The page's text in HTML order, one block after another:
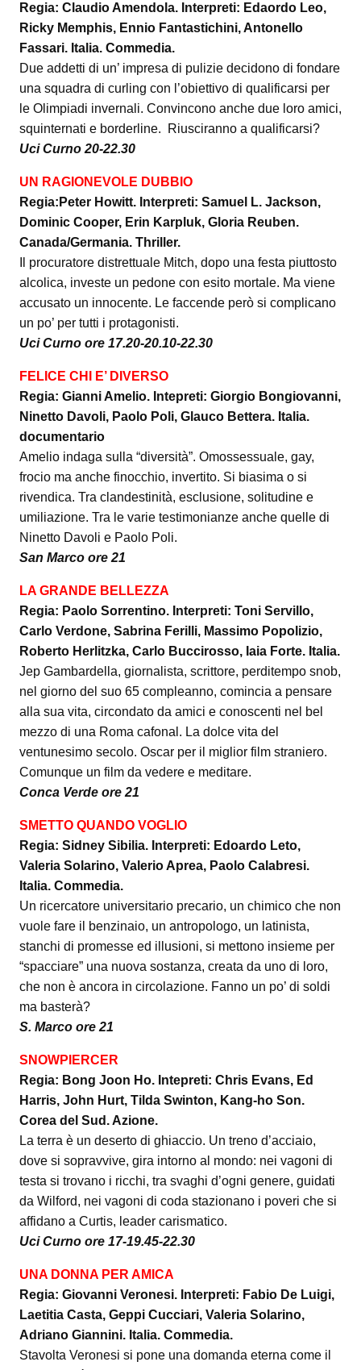
Regia: Claudio Amendola. Interpreti: Edaordo Leo,
Ricky Memphis, Ennio Fantastichini, Antonello
Fassari. Italia. Commedia.
Due addetti di un’ impresa di pulizie decidono di fondare
una squadra di curling con l’obiettivo di qualificarsi per
le Olimpiadi invernali. Convincono anche due loro amici,
squinternati e borderline. Riusciranno a qualificarsi?
Uci Curno 20-22.30
UN RAGIONEVOLE DUBBIO
Regia:Peter Howitt. Interpreti: Samuel L. Jackson,
Dominic Cooper, Erin Karpluk, Gloria Reuben.
Canada/Germania. Thriller.
Il procuratore distrettuale Mitch, dopo una festa piuttosto
alcolica, investe un pedone con esito mortale. Ma viene
accusato un innocente. Le faccende però si complicano
un po’ per tutti i protagonisti.
Uci Curno ore 17.20-20.10-22.30
FELICE CHI E’ DIVERSO
Regia: Gianni Amelio. Intepreti: Giorgio Bongiovanni,
Ninetto Davoli, Paolo Poli, Glauco Bettera. Italia.
documentario
Amelio indaga sulla “diversità”. Omossessuale, gay,
frocio ma anche finocchio, invertito. Si biasima o si
rivendica. Tra clandestinità, esclusione, solitudine e
umiliazione. Tra le varie testimonianze anche quelle di
Ninetto Davoli e Paolo Poli.
San Marco ore 21
LA GRANDE BELLEZZA
Regia: Paolo Sorrentino. Interpreti: Toni Servillo,
Carlo Verdone, Sabrina Ferilli, Massimo Popolizio,
Roberto Herlitzka, Carlo Buccirosso, Iaia Forte. Italia.
Jep Gambardella, giornalista, scrittore, perditempo snob,
nel giorno del suo 65 compleanno, comincia a pensare
alla sua vita, circondato da amici e conoscenti nel bel
mezzo di una Roma cafonal. La dolce vita del
ventunesimo secolo. Oscar per il miglior film straniero.
Comunque un film da vedere e meditare.
Conca Verde ore 21
SMETTO QUANDO VOGLIO
Regia: Sidney Sibilia. Interpreti: Edoardo Leto,
Valeria Solarino, Valerio Aprea, Paolo Calabresi.
Italia. Commedia.
Un ricercatore universitario precario, un chimico che non
vuole fare il benzinaio, un antropologo, un latinista,
stanchi di promesse ed illusioni, si mettono insieme per
“spacciare” una nuova sostanza, creata da uno di loro,
che non è ancora in circolazione. Fanno un po’ di soldi
ma basterà?
S. Marco ore 21
SNOWPIERCER
Regia: Bong Joon Ho. Intepreti: Chris Evans, Ed
Harris, John Hurt, Tilda Swinton, Kang-ho Son.
Corea del Sud. Azione.
La terra è un deserto di ghiaccio. Un treno d’acciaio,
dove si sopravvive, gira intorno al mondo: nei vagoni di
testa si trovano i ricchi, tra svaghi d’ogni genere, guidati
da Wilford, nei vagoni di coda stazionano i poveri che si
affidano a Curtis, leader carismatico.
Uci Curno ore 17-19.45-22.30
UNA DONNA PER AMICA
Regia: Giovanni Veronesi. Interpreti: Fabio De Luigi,
Laetitia Casta, Geppi Cucciari, Valeria Solarino,
Adriano Giannini. Italia. Commedia.
Stavolta Veronesi si pone una domanda eterna come il